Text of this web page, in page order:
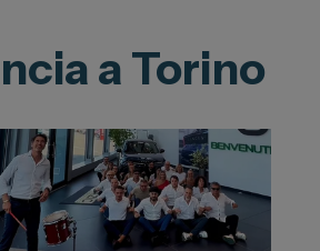
Usate e Km Zero
a Torino